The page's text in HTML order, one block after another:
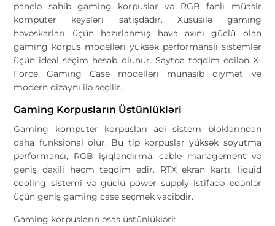
panelə sahib gaming korpuslar və RGB fanlı müasir
komputer keysləri satışdadır. Xüsusilə gaming
həvəskarları üçün hazırlanmış hava axını güclü olan
gaming korpus modelləri yüksək performanslı sistemlər
üçün ideal seçim hesab olunur. Saytda təqdim edilən X-
Force Gaming Case modelləri münasib qiymət və
modern dizaynı ilə seçilir.
Gaming Korpusların Üstünlükləri
Gaming komputer korpusları adi sistem bloklarından
daha funksional olur. Bu tip korpuslar yüksək soyutma
performansı, RGB işıqlandırma, cable management və
geniş daxili həcm təqdim edir. RTX ekran kartı, liquid
cooling sistemi və güclü power supply istifadə edənlər
üçün geniş gaming case seçmək vacibdir.
Gaming korpusların əsas üstünlükləri: